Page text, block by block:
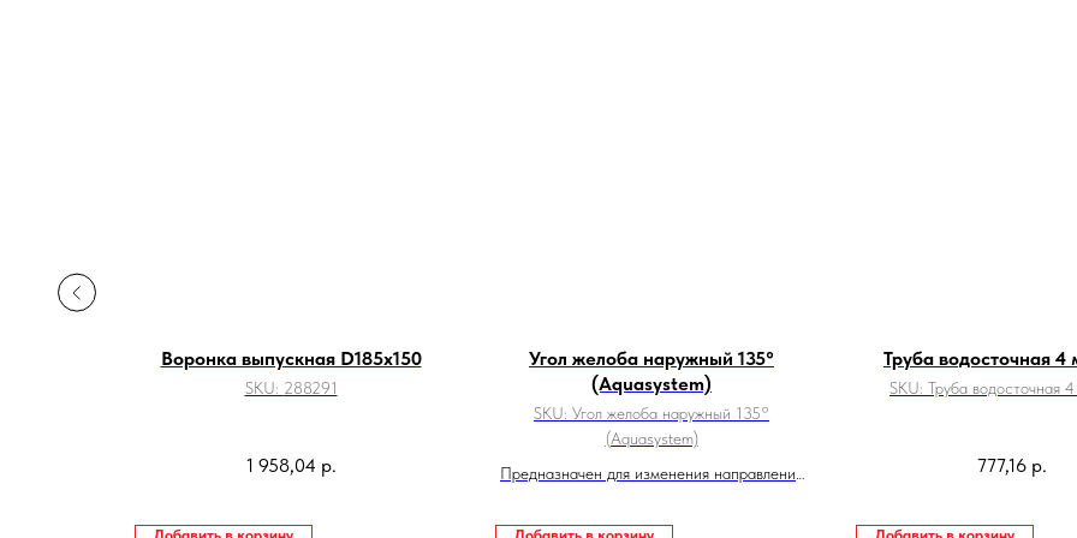
Воронка выпускная D185х150
SKU: 288291
1 958,04 р.
Угол желоба наружный 135°
(Aquasystem)
SKU: Угол желоба наружный 135°
(Aquasystem)
Предназначен для изменения направления
Труба водосточная
SKU: Труба водосточная
777,16 р.